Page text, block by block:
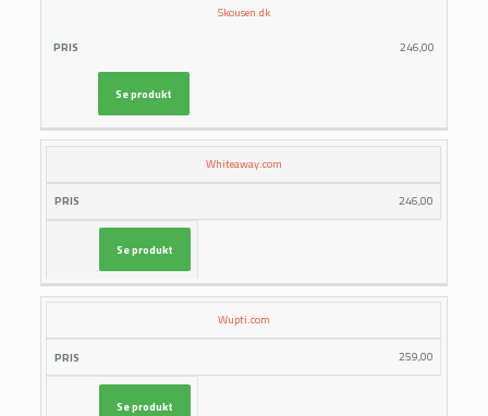
LÆS
Skousen.dk
246,00
Se produkt
Whiteaway.com
246,00
Se produkt
Wupti.com
259,00
Se produkt